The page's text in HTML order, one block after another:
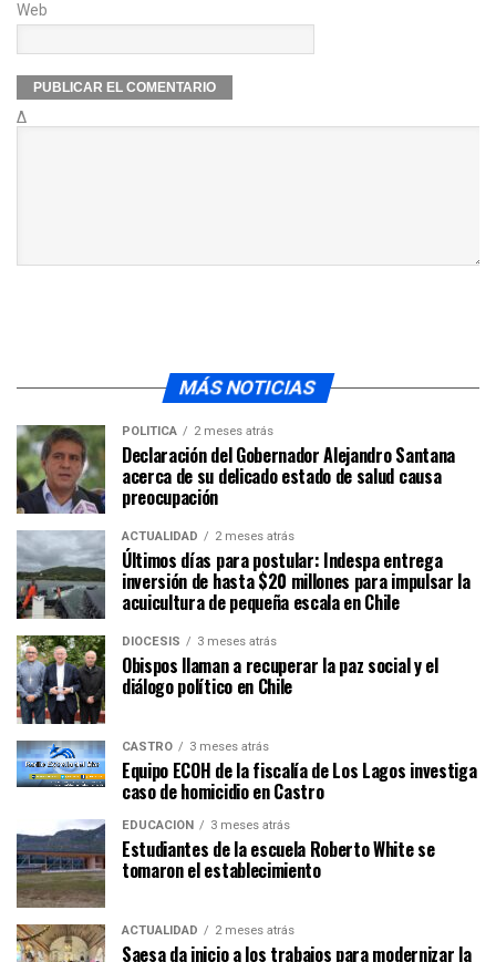
Web
Δ
MÁS NOTICIAS
POLÍTICA 2 meses atrás
Declaración del Gobernador Alejandro Santana
acerca de su delicado estado de salud causa
preocupación
ACTUALIDAD 2 meses atrás
Últimos días para postular: Indespa entrega
inversión de hasta $20 millones para impulsar la
acuicultura de pequeña escala en Chile
DIÓCESIS 3 meses atrás
Obispos llaman a recuperar la paz social y el
diálogo político en Chile
CASTRO 3 meses atrás
Equipo ECOH de la fiscalía de Los Lagos investiga
caso de homicidio en Castro
EDUCACIÓN 3 meses atrás
Estudiantes de la escuela Roberto White se
tomaron el establecimiento
ACTUALIDAD 2 meses atrás
Saesa da inicio a los trabajos para modernizar la